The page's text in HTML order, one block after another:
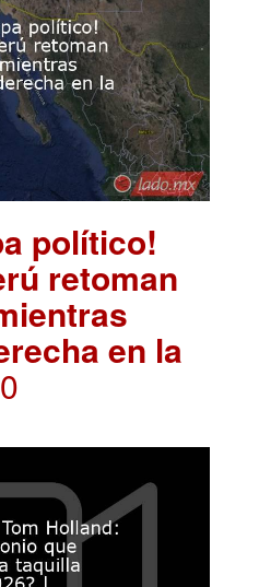
político!
retoman
en la